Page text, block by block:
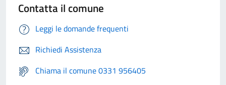
Contatta il comune
Leggi le domande frequenti
Richiedi Assistenza
Chiama il comune 0331 956405